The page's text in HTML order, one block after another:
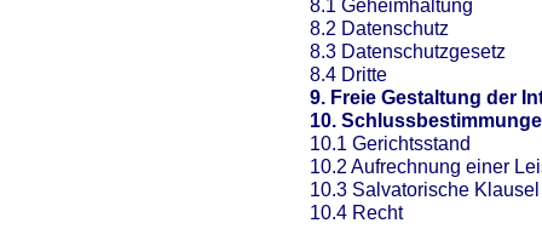
8.1 Geheimhaltung
8.2 Datenschutz
8.3 Datenschutzgesetz
8.4 Dritte
9. Freie Gestaltung der
10.
10.1 Gerichtsstand
10.2 Aufrechnung einer
10.3 Salvatorische Klausel
10.4 Recht